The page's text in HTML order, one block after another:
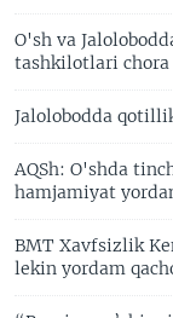
O'sh va
tashkilotlari
Jalolobodda
AQSh: O'shda
hamjamiyat
BMT Xavfsizlik
lekin yordam